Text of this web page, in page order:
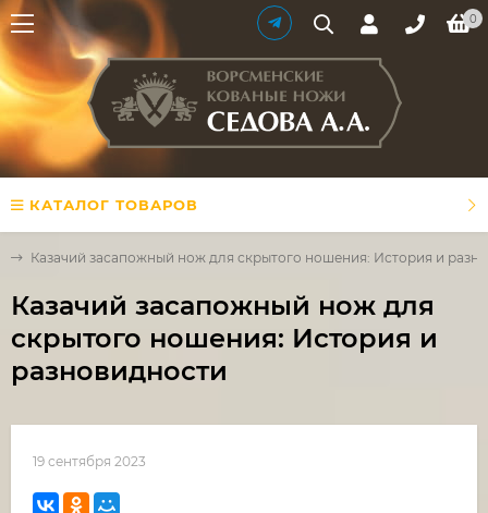
0
КАТАЛОГ ТОВАРОВ
Казачий засапожный нож для скрытого ношения: История и
Казачий засапожный нож для
скрытого ношения: История и
разновидности
19 сентября 2023